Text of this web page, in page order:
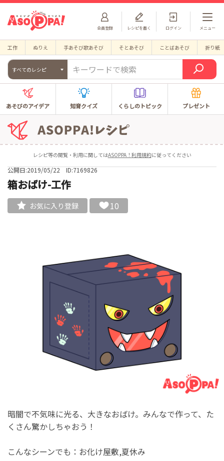
会員登録 ログイン
レシピを書く メニュー
工作 ぬりえ 手あそび歌あそび そとあそび ことばあそび 折り紙
すべてのレシピ
あそびのアイデア 知育クイズ くらしのトピック プレゼント
レシピ等の閲覧・利用に関してはASOPPA！利用規約に従ってください
公開日:2019/05/22 ID:7169826
箱おばけ-工作
お気に入り登録 10
暗闇で不気味に光る、大きなおばけ。みんなで作って、た
くさん驚かしちゃおう！
こんなシーンでも：お化け屋敷,夏休み